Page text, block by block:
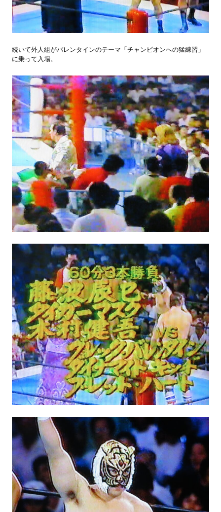
続いて外人組がバレンタインのテーマ「チャンピオンへの猛練習」
に乗って入場。